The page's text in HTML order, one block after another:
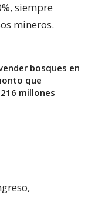
siempre
mineros.
bosques en
que
millones